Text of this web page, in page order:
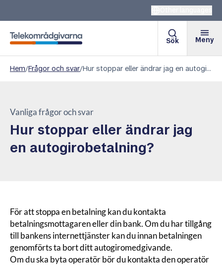
Telekområdgivarna
Sök Meny
Hem/Frågor och svar/ Hur stoppar eller ändrar jag en autogirobetalning?
Vanliga frågor och svar
Hur stoppar eller ändrar jag
en autogirobetalning?
För att stoppa en betalning kan du kontakta
betalningsmottagaren eller din bank. Om du har tillgång
till bankens internettjänster kan du innan betalningen
genomförts ta bort ditt autogiromedgivande.
Om du ska byta operatör bör du kontakta den operatör